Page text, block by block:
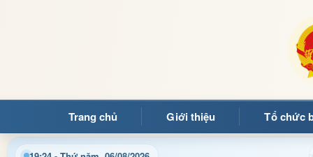
Trang chủ Giới thiệu Tổ chức